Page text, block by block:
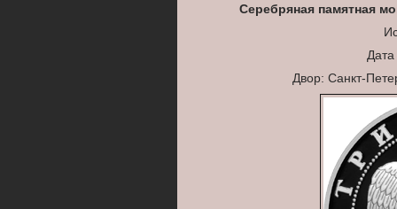
Серебряная памятная
Двор: Санкт-